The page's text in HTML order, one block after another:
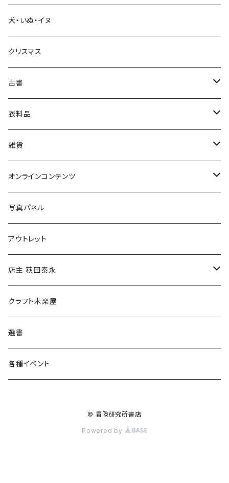
生活・暮らし
芸術・絵画・写真
絵本・児童書
娯楽・エンターテインメント
犬・いぬ・イヌ
クリスマス
古書
古書セット
美術
衣料品
POLEWARDS
Tシャツ
雑貨
バッグ
ブックカバー
マグカップ
傘
食料品
その他
オンラインコンテンツ
冒険クロストーク
写真パネル
アウトレット
店主 荻田泰永
書籍
ウェア
クラフト木楽屋
選書
各種イベント
© 冒険研究所書店
Powered by